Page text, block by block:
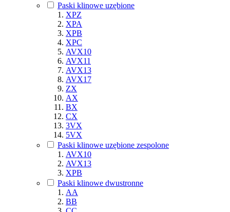
Paski klinowe uzębione
XPZ
XPA
XPB
XPC
AVX10
AVX11
AVX13
AVX17
ZX
AX
BX
CX
3VX
5VX
Paski klinowe uzębione zespolone
AVX10
AVX13
XPB
Paski klinowe dwustronne
AA
BB